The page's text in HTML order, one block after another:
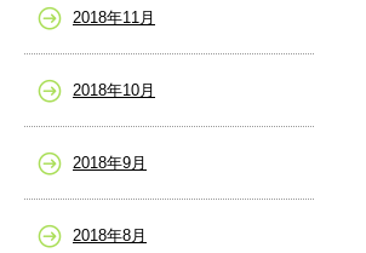
2018年11月
2018年10月
2018年9月
2018年8月